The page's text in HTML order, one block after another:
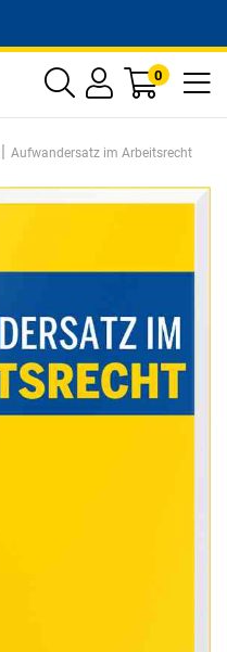
0
| Aufwandersatz im Arbeitsrecht